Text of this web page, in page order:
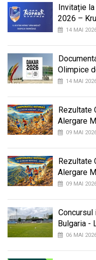
Invitație
2026 –
14 MAI
Olimpice
14 MAI
Rezultate
Alergare
09 MAI
Rezultate
Alergare
09 MAI
Concursul
Bulgaria -
06 MAI